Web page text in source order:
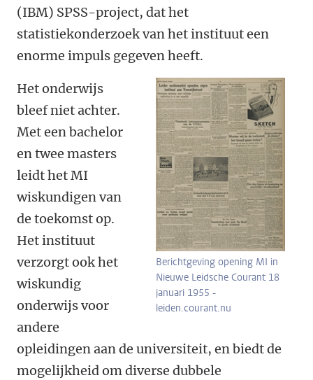
(IBM) SPSS-project, dat het
statistiekonderzoek van het instituut een
enorme impuls gegeven heeft.
Berichtgeving opening MI in
Nieuwe Leidsche Courant 18
januari 1955 -
leiden.courant.nu
Het onderwijs
bleef niet achter.
Met een bachelor
en twee masters
leidt het MI
wiskundigen van
de toekomst op.
Het instituut
verzorgt ook het
wiskundig
onderwijs voor
andere
opleidingen aan de universiteit, en biedt de
mogelijkheid om diverse dubbele